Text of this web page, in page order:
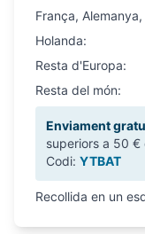
França,
Holanda:
Resta d'Europa:
Resta del món:
Enviament
superiors a 50
Codi: YTBAT
Recollida en un